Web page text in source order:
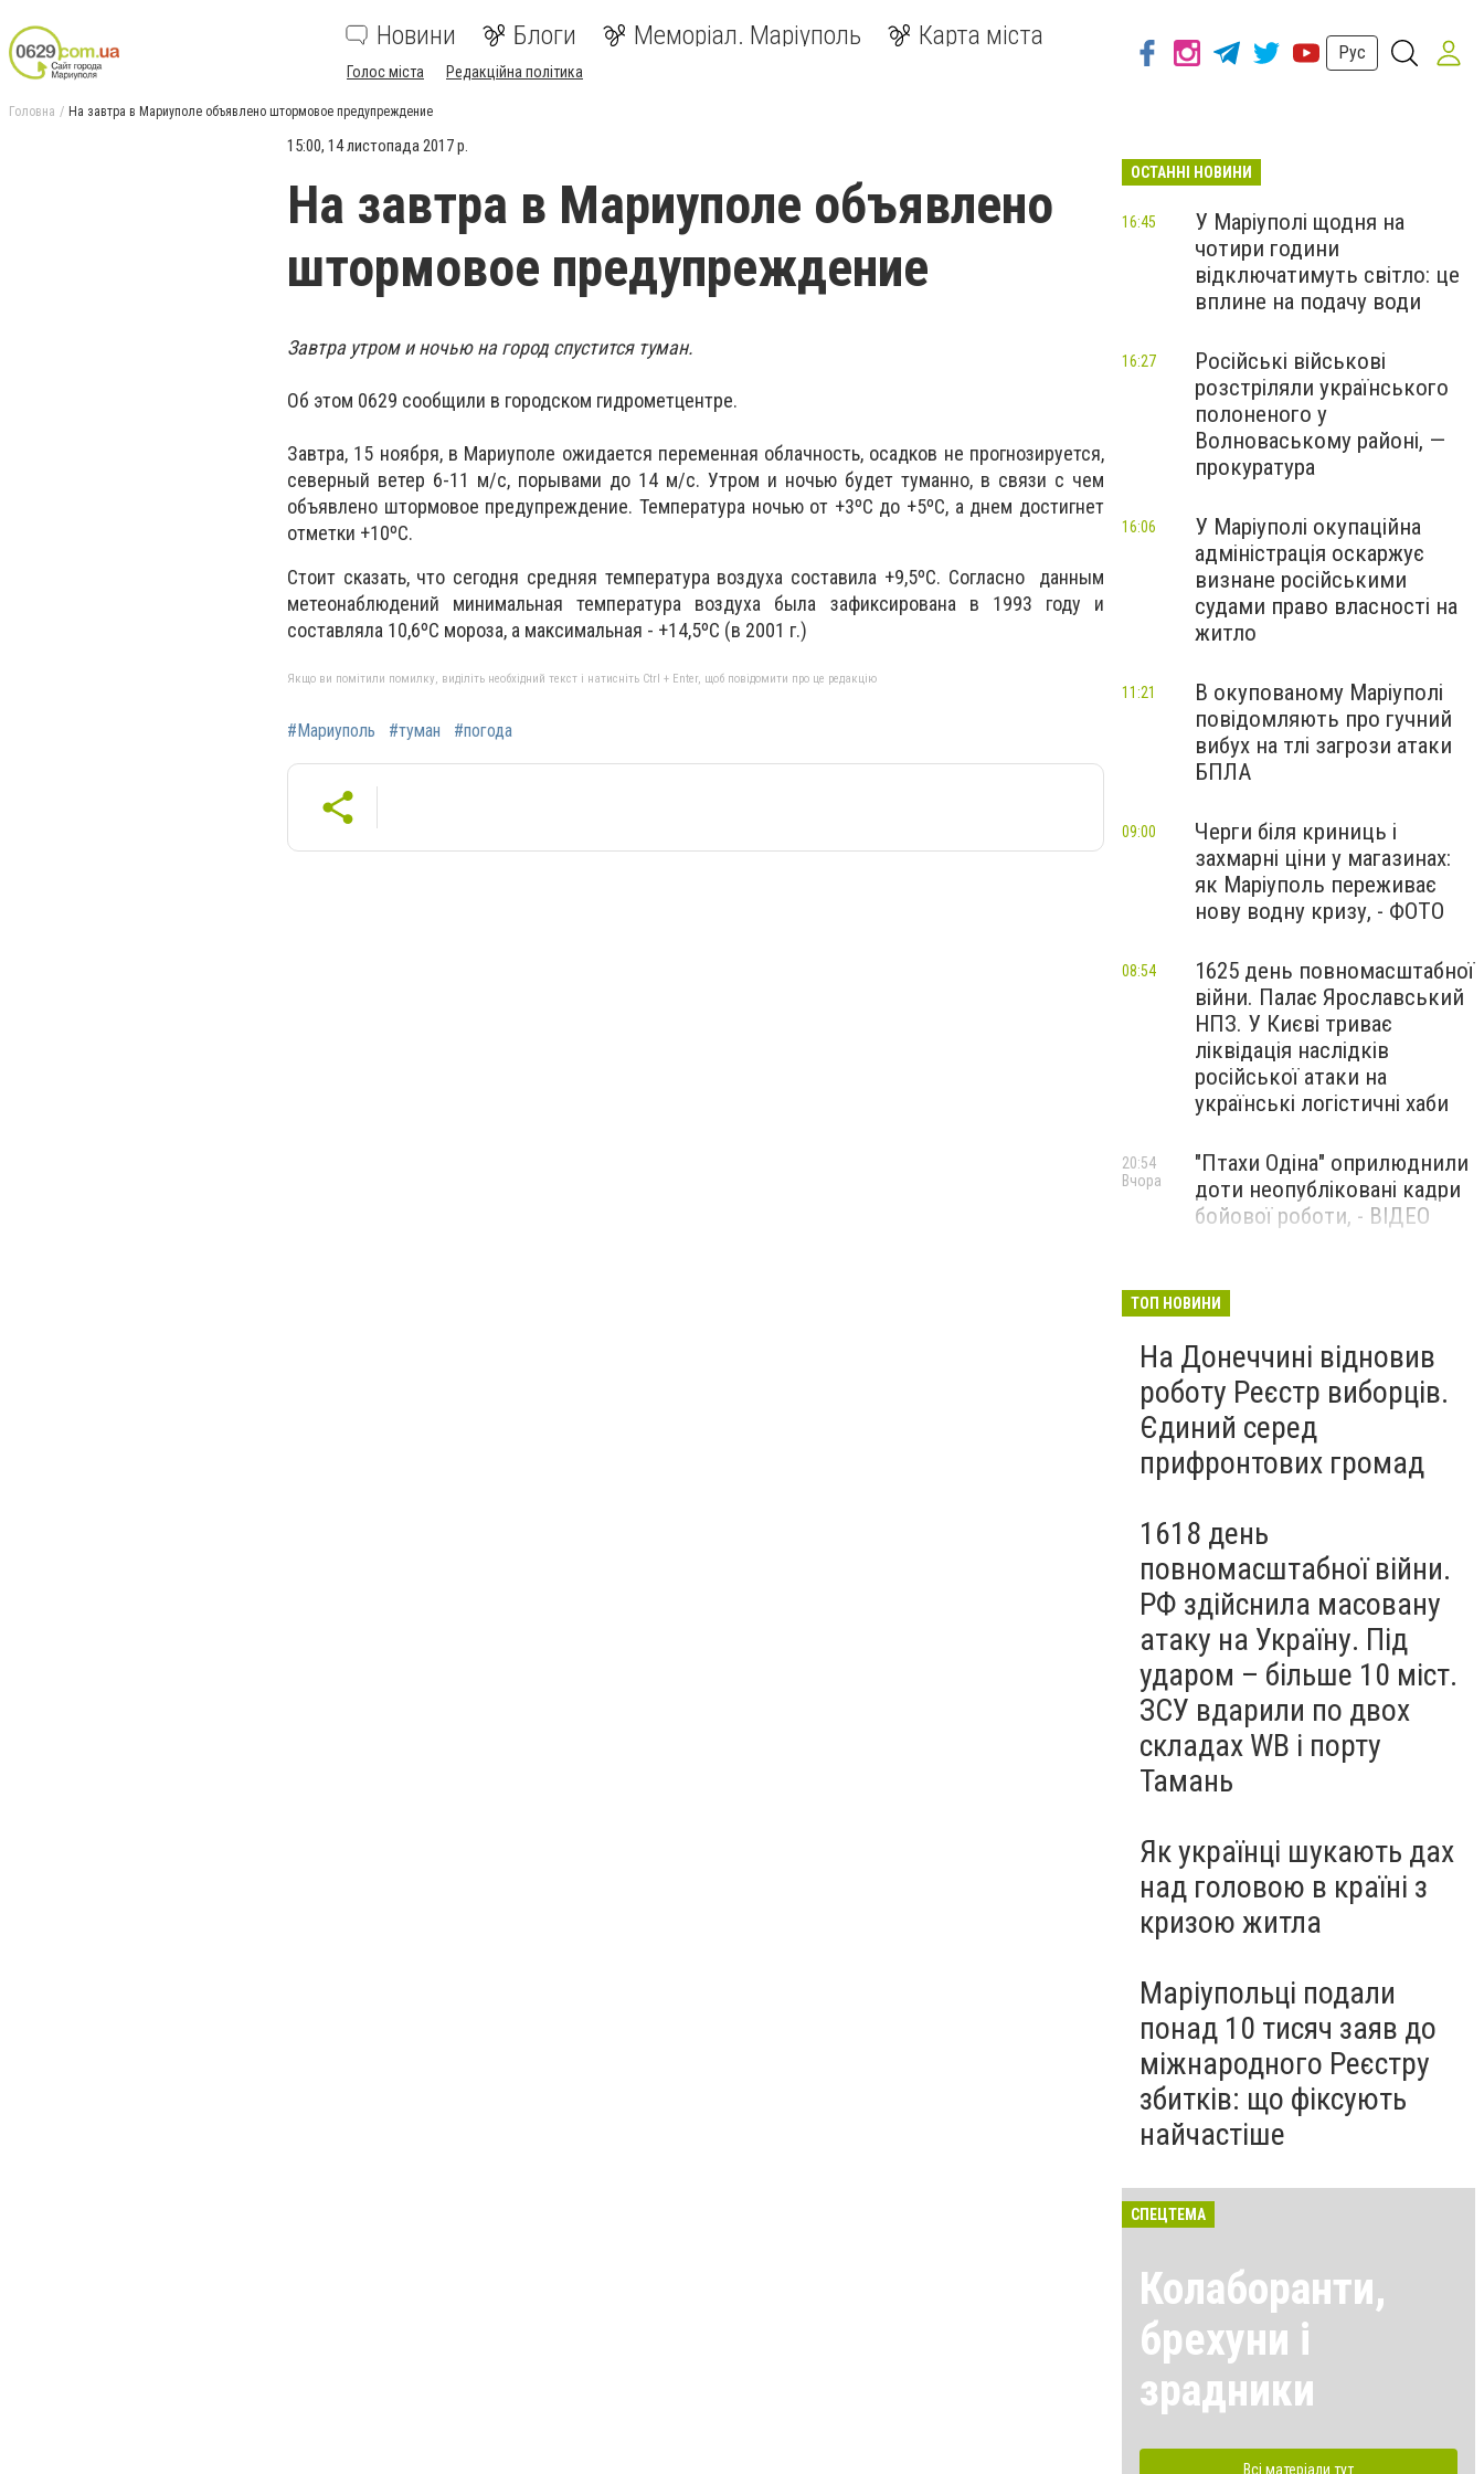
Новини Блоги Меморіал. Маріуполь Карта міста
Голос міста Редакційна політика
Рус
Головна На завтра в Мариуполе объявлено штормовое предупреждение
15:00, 14 листопада 2017 р.
На завтра в Мариуполе объявлено
штормовое предупреждение
Завтра утром и ночью на город спустится туман.
Об этом 0629 сообщили в городском гидрометцентре.
Завтра, 15 ноября, в Мариуполе ожидается переменная облачность, осадков не прогнозируется,
северный ветер 6-11 м/с, порывами до 14 м/с. Утром и ночью будет туманно, в связи с чем
объявлено штормовое предупреждение. Температура ночью от +3ºС до +5ºС, а днем достигнет
отметки +10ºС.
Стоит сказать, что сегодня средняя температура воздуха составила +9,5ºС. Согласно данным
метеонаблюдений минимальная температура воздуха была зафиксирована в 1993 году и
составляла 10,6ºС мороза, а максимальная - +14,5ºС (в 2001 г.)
Якщо ви помітили помилку, виділіть необхідний текст і натисніть Ctrl + Enter, щоб повідомити про це редакцію
#Мариуполь #туман #погода
ОСТАННІ НОВИНИ
У Маріуполі щодня на
чотири години
відключатимуть світло: це
вплине на подачу води
16:45
Російські військові
розстріляли українського
полоненого у
Волноваському районі, —
прокуратура
16:27
У Маріуполі окупаційна
адміністрація оскаржує
визнане російськими
судами право власності на
житло
16:06
В окупованому Маріуполі
повідомляють про гучний
вибух на тлі загрози атаки
БПЛА
11:21
Черги біля криниць і
захмарні ціни у магазинах:
як Маріуполь переживає
нову водну кризу, - ФОТО
09:00
1625 день повномасштабної
війни. Палає Ярославський
НПЗ. У Києві триває
ліквідація наслідків
російської атаки на
українські логістичні хаби
08:54
"Птахи Одіна" оприлюднили
доти неопубліковані кадри
бойової роботи, - ВІДЕО
20:54
Вчора
Бєдняков зіграє тата
новому українському
фільмі, - ФОТО
Вчора
ТОП НОВИНИ
На Донеччині відновив
роботу Реєстр виборців.
Єдиний серед
прифронтових громад
1618 день
повномасштабної війни.
РФ здійснила масовану
атаку на Україну. Під
ударом – більше 10 міст.
ЗСУ вдарили по двох
складах WB і порту
Тамань
Як українці шукають дах
над головою в країні з
кризою житла
Маріупольці подали
понад 10 тисяч заяв до
міжнародного Реєстру
збитків: що фіксують
найчастіше
СПЕЦТЕМА
Колаборанти,
брехуни і
зрадники
Всі матеріали тут